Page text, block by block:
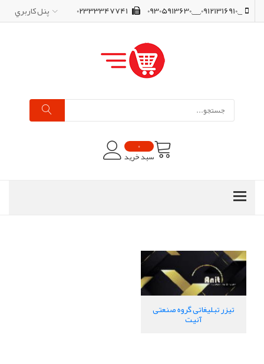
_,09121316910,__,09305913630 پنل کاربري
0
سبد خرید
تیزر تبلیغاتی گروه صنعتی
آنیت